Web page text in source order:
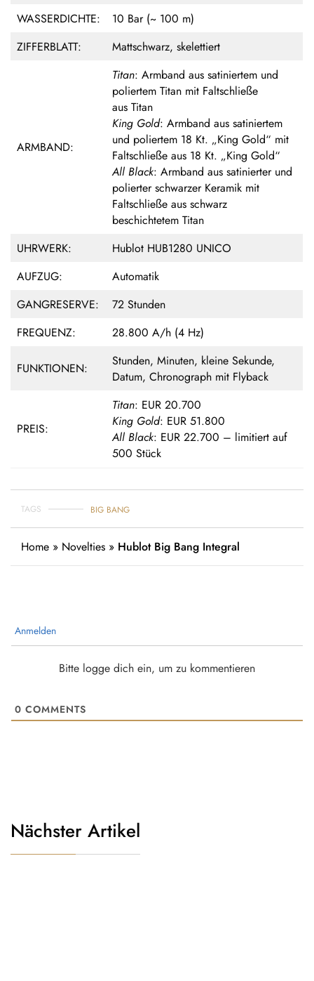
WASSERDICHTE:
10 Bar (~ 100 m)
ZIFFERBLATT:
Mattschwarz, skelettiert
ARMBAND:
Titan: Armband aus satiniertem und
poliertem Titan mit Faltschließe
aus Titan
King Gold: Armband aus satiniertem
und poliertem 18 Kt. „King Gold“ mit
Faltschließe aus 18 Kt. „King Gold“
All Black: Armband aus satinierter und
polierter schwarzer Keramik mit
Faltschließe aus schwarz
beschichtetem Titan
UHRWERK:
Hublot HUB1280 UNICO
AUFZUG:
Automatik
GANGRESERVE:
72 Stunden
FREQUENZ:
28.800 A/h (4 Hz)
FUNKTIONEN:
Stunden, Minuten, kleine Sekunde,
Datum, Chronograph mit Flyback
PREIS:
Titan: EUR 20.700
King Gold: EUR 51.800
All Black: EUR 22.700 – limitiert auf
500 Stück
TAGS BIG BANG
Home » Novelties » Hublot Big Bang Integral
Anmelden
Bitte logge dich ein, um zu kommentieren
0 COMMENTS
Nächster Artikel